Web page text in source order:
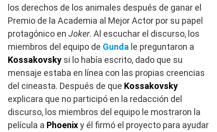
los derechos de los animales después de ganar el
Premio de la Academia al Mejor Actor por su papel
protagónico en Joker. Al escuchar el discurso, los
miembros del equipo de Gunda le preguntaron a
Kossakovsky si lo había escrito, dado que su
mensaje estaba en línea con las propias creencias
del cineasta. Después de que Kossakovsky
explicara que no participó en la redacción del
discurso, los miembros del equipo le mostraron la
película a Phoenixy él firmó el proyecto para ayudar